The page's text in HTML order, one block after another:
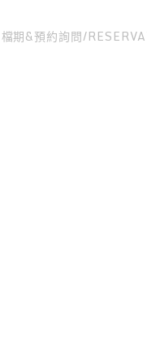
檔期&預約詢問/